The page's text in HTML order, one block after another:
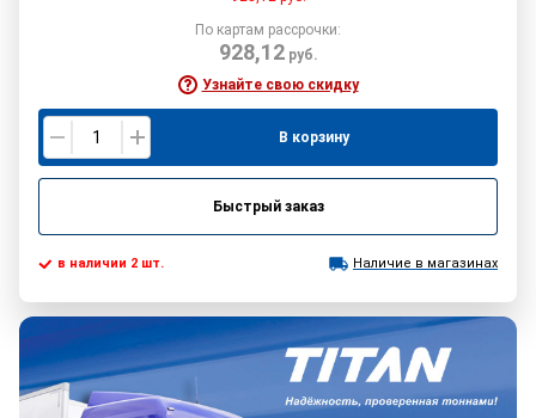
По картам рассрочки:
928,12руб.
Узнайте свою скидку
В корзину
Быстрый заказ
в наличии 2 шт. Наличие в магазинах